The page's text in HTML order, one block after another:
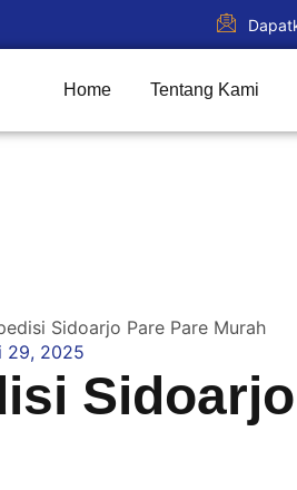
Home Tentang Kami
Sidoarjo Pare Pare Murah
29, 2025